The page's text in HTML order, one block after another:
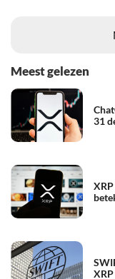
Meest gelezen
31